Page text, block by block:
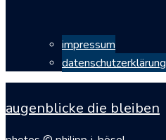
impressum
datenschutzerklärung
augenblicke die bleiben